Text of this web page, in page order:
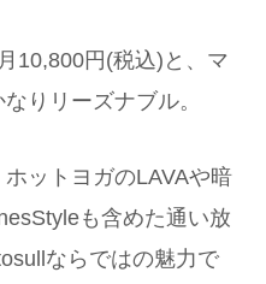
10,800円(税込)と、マ
りリーズナブル。
ットヨガのLAVAや暗
も含めた通い放
ならではの魅力で